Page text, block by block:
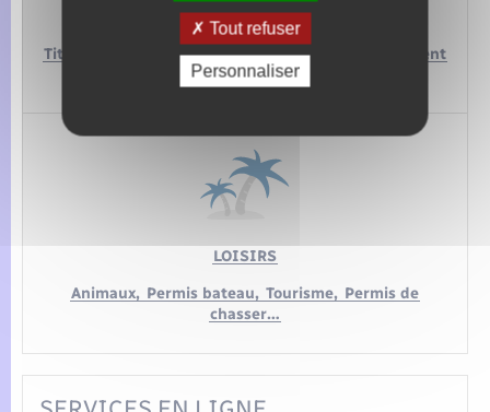
ÉTRANGER
Titres de séjour,
Attestation d’accueil,
Regroupement
familial…
LOISIRS
Animaux, Permis bateau, Tourisme, Permis de
chasser…
Tout refuser
Personnaliser